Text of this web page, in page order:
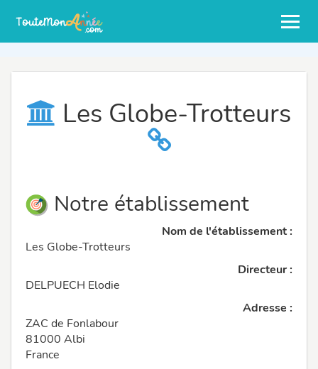
Les Globe-Trotteurs
Notre établissement
Nom de l'établissement :
Les Globe-Trotteurs
Directeur :
DELPUECH Elodie
Adresse :
ZAC de Fonlabour
81000 Albi
France